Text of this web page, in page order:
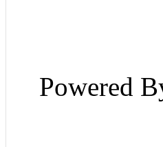
Powered